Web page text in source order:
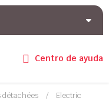
Centro de ayuda
détachées
Electric